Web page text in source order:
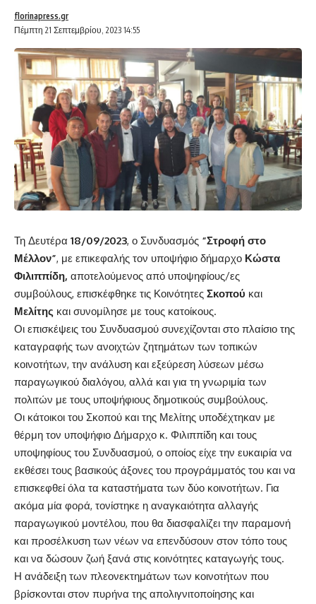
Πέμπτη 21 Σεπτεμβρίου, 2023 14:55
florinapress.gr
Τη Δευτέρα 18/09/2023, ο Συνδυασμός “Στροφή στο
Μέλλον”, με επικεφαλής τον υποψήφιο δήμαρχο Κώστα
Φιλιππίδη, αποτελούμενος από υποψηφίους/ες
συμβούλους, επισκέφθηκε τις Κοινότητες Σκοπού και
Μελίτης και συνομίλησε με τους κατοίκους.
Οι επισκέψεις του Συνδυασμού συνεχίζονται στο πλαίσιο της
καταγραφής των ανοιχτών ζητημάτων των τοπικών
κοινοτήτων, την ανάλυση και εξεύρεση λύσεων μέσω
παραγωγικού διαλόγου, αλλά και για τη γνωριμία των
πολιτών με τους υποψήφιους δημοτικούς συμβούλους.
Οι κάτοικοι του Σκοπού και της Μελίτης υποδέχτηκαν με
θέρμη τον υποψήφιο Δήμαρχο κ. Φιλιππίδη και τους
υποψηφίους του Συνδυασμού, ο οποίος είχε την ευκαιρία να
εκθέσει τους βασικούς άξονες του προγράμματός του και να
επισκεφθεί όλα τα καταστήματα των δύο κοινοτήτων. Για
ακόμα μία φορά, τονίστηκε η αναγκαιότητα αλλαγής
παραγωγικού μοντέλου, που θα διασφαλίζει την παραμονή
και προσέλκυση των νέων να επενδύσουν στον τόπο τους
και να δώσουν ζωή ξανά στις κοινότητες καταγωγής τους.
Η ανάδειξη των πλεονεκτημάτων των κοινοτήτων που
βρίσκονται στον πυρήνα της απολιγνιτοποίησης και